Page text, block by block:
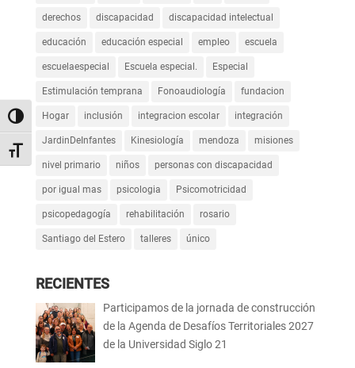
Alternar alto contraste
Alternar tamaño de letra
derechos discapacidad discapacidad intelectual
educación educación especial empleo escuela
escuelaespecial Escuela especial. Especial
Estimulación temprana Fonoaudiología fundacion
Hogar inclusión integracion escolar integración
JardinDeInfantes Kinesiología mendoza misiones
nivel primario niños personas con discapacidad
por igual mas psicologia Psicomotricidad
psicopedagogía rehabilitación rosario
Santiago del Estero talleres único
RECIENTES
Participamos de la jornada de construcción
de la Agenda de Desafíos Territoriales 2027
de la Universidad Siglo 21